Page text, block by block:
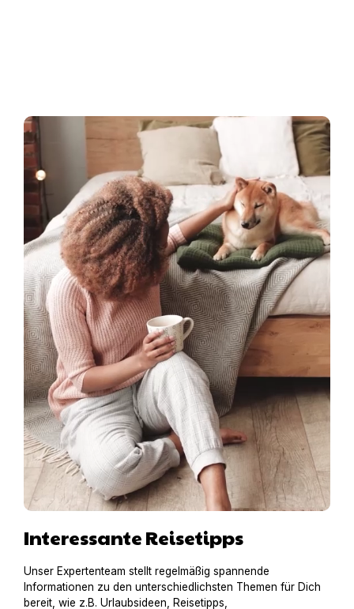
Interessante Reisetipps
Unser Expertenteam stellt regelmäßig spannende
Informationen zu den unterschiedlichsten Themen für Dich
bereit, wie z.B. Urlaubsideen, Reisetipps,